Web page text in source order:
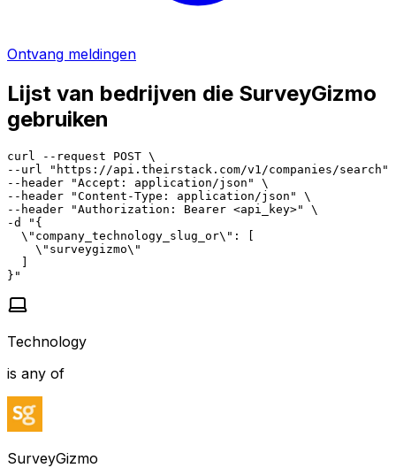
Ontvang meldingen
Lijst van bedrijven die SurveyGizmo
gebruiken
curl --request POST \
--url "https://api.theirstack.com/v1/companies/search"
--header "Accept: application/json" \
--header "Content-Type: application/json" \
--header "Authorization: Bearer <api_key>" \
-d "{
  \"company_technology_slug_or\": [
    \"surveygizmo\"
  ]
}"
Technology
is any of
SurveyGizmo